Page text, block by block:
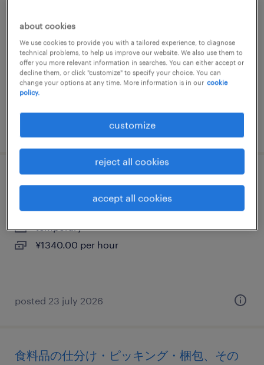
temporary
¥1500.00 per hour
食料品の個配・宅配・ルート・配送
熊本県天草市, 熊本県
temporary
¥1340.00 per hour
posted 23 july 2026
食料品の仕分け・ピッキング・梱包、その
about cookies
We use cookies to provide you with a tailored experience, to diagnose
technical problems, to help us improve our website. We also use them to
offer you more relevant information in searches. You can either accept or
decline them, or click "customize" to specify your choice. You can
change your options at any time. More information is in our cookie
policy.
customize
reject all cookies
accept all cookies